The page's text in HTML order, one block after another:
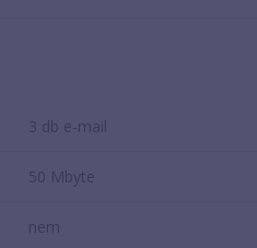
3 db e-mail
50 Mbyte
nem